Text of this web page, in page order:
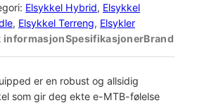
Elsykkel Hybrid, Elsykkel
, Elsykkel Terreng, Elsykler
informasjonSpesifikasjonerBrand
er en robust og allsidig
som gir deg ekte e-MTB-følelse